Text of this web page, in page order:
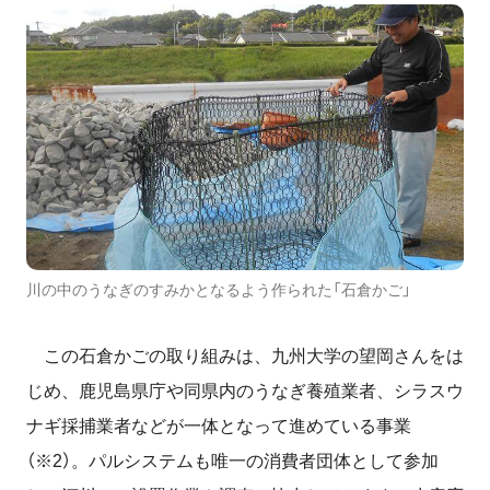
川の中のうなぎのすみかとなるよう作られた「石倉かご」
この石倉かごの取り組みは、九州大学の望岡さんをは
じめ、鹿児島県庁や同県内のうなぎ養殖業者、シラスウ
ナギ採捕業者などが一体となって進めている事業
（※2）。パルシステムも唯一の消費者団体として参加